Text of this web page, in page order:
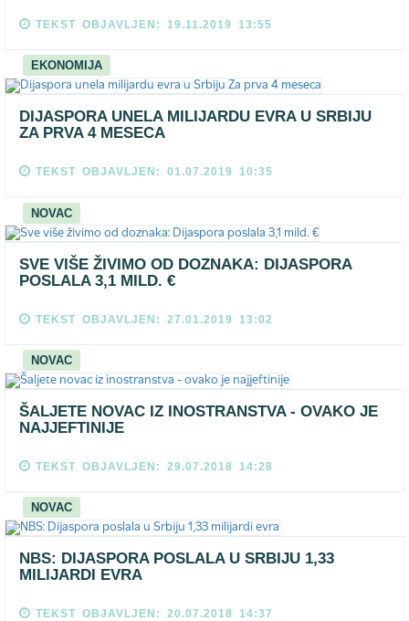
TEKST OBJAVLJEN: 19.11.2019 13:55
EKONOMIJA
DIJASPORA UNELA MILIJARDU EVRA U SRBIJU
ZA PRVA 4 MESECA
TEKST OBJAVLJEN: 01.07.2019 10:35
NOVAC
SVE VIŠE ŽIVIMO OD DOZNAKA: DIJASPORA
POSLALA 3,1 MILD. €
TEKST OBJAVLJEN: 27.01.2019 13:02
NOVAC
ŠALJETE NOVAC IZ INOSTRANSTVA - OVAKO JE
NAJJEFTINIJE
TEKST OBJAVLJEN: 29.07.2018 14:28
NOVAC
NBS: DIJASPORA POSLALA U SRBIJU 1,33
MILIJARDI EVRA
TEKST OBJAVLJEN: 20.07.2018 14:37